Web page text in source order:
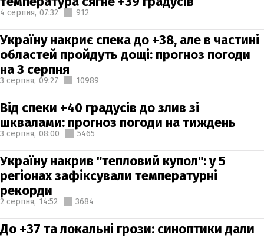
4 серпня, 07:32 912
Україну накриє спека до +38, але в частині
областей пройдуть дощі: прогноз погоди
на 3 серпня
3 серпня, 09:27 10989
Від спеки +40 градусів до злив зі
шквалами: прогноз погоди на тиждень
3 серпня, 08:00 5465
Україну накрив "тепловий купол": у 5
регіонах зафіксували температурні
рекорди
2 серпня, 14:52 3684
До +37 та локальні грози: синоптики дали